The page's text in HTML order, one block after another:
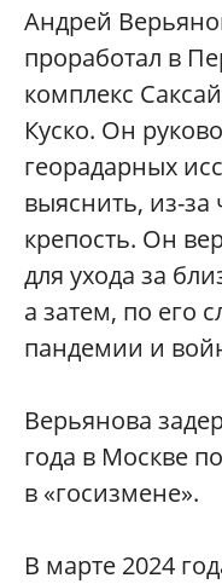
Андрей
проработал в
комплекс
Куско. Он
георадарных
выяснить, из-за
крепость. Он
для ухода за
а затем, по его
пандемии и
Верьянова
года в Москве
в «госизмене».
В марте 2024